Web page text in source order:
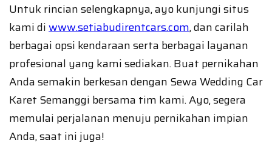
Untuk rincian selengkapnya, ayo kunjungi situs
kami diwww.setiabudirentcars.com, dan carilah
berbagai opsi kendaraan serta berbagai layanan
profesional yang kami sediakan. Buat pernikahan
Anda semakin berkesan dengan Sewa Wedding Car
Karet Semanggi bersama tim kami. Ayo, segera
memulai perjalanan menuju pernikahan impian
Anda, saat ini juga!